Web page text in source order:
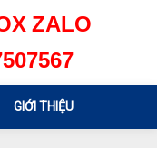
ZALO
GIỚI THIỆU